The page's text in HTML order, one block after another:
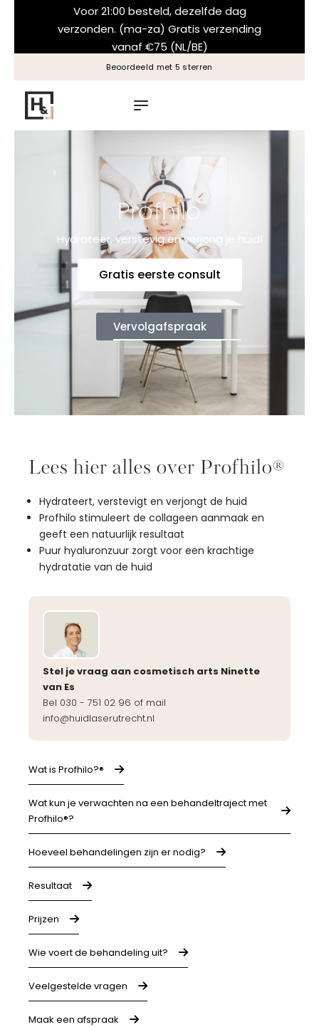
Voor 21:00 besteld, dezelfde dag
verzonden. (ma-za) Gratis verzending
vanaf €75 (NL/BE)
Altijd een natuurlijk resultaat
Profhilo
Hydrateer, verstevig en verjong je huid!
Gratis eerste consult
Vervolgafspraak
Lees hier alles over Profhilo®
Hydrateert, verstevigt en verjongt de huid
Profhilo stimuleert de collageen aanmaak en
geeft een natuurlijk resultaat
Puur hyaluronzuur zorgt voor een krachtige
hydratatie van de huid
Stel je vraag aan cosmetisch arts Ninette
van Es
Bel 030 - 751 02 96 of mail
info@huidlaserutrecht.nl
Wat is Profhilo?®
Wat kun je verwachten na een behandeltraject met
Profhilo®?
Hoeveel behandelingen zijn er nodig?
Resultaat
Prijzen
Wie voert de behandeling uit?
Veelgestelde vragen
Maak een afspraak